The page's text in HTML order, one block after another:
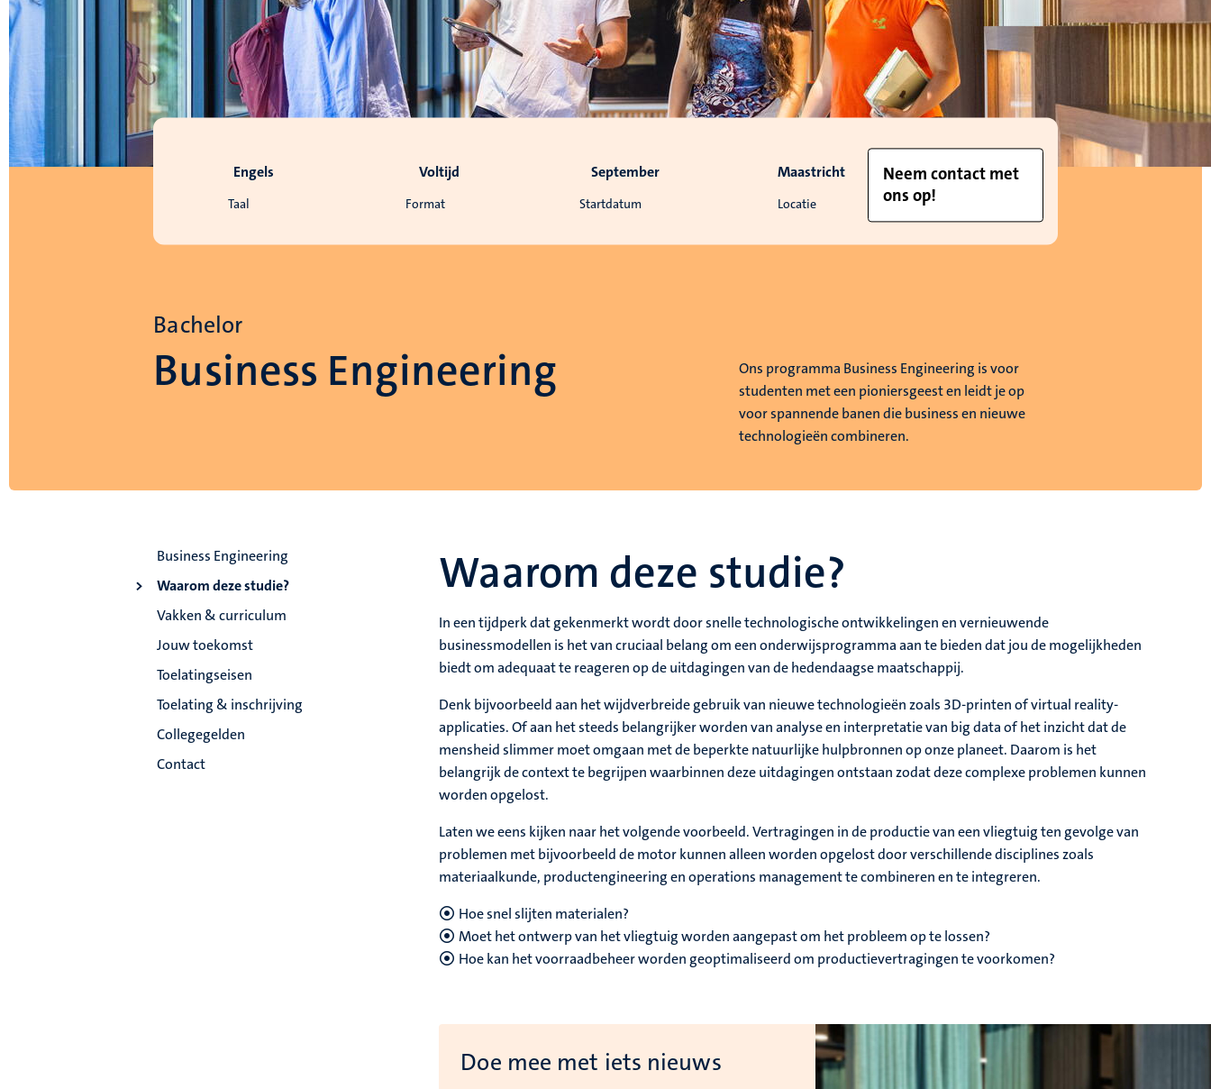
Taal
Engels
Format
Voltijd
Startdatum
September
Locatie
Maastricht
Neem contact met
ons op!
Bachelor
Business Engineering
Ons programma Business Engineering is voor
studenten met een pioniersgeest en leidt je op
voor spannende banen die business en nieuwe
technologieën combineren.
Business Engineering
Waarom deze studie?
Vakken & curriculum
Jouw toekomst
Toelatingseisen
Toelating & inschrijving
Collegegelden
Contact
Waarom deze studie?
In een tijdperk dat gekenmerkt wordt door snelle technologische ontwikkelingen en vernieuwende
businessmodellen is het van cruciaal belang om een onderwijsprogramma aan te bieden dat jou de mogelijkheden
biedt om adequaat te reageren op de uitdagingen van de hedendaagse maatschappij.
Denk bijvoorbeeld aan het wijdverbreide gebruik van nieuwe technologieën zoals 3D-printen of virtual reality-
applicaties. Of aan het steeds belangrijker worden van analyse en interpretatie van big data of het inzicht dat de
mensheid slimmer moet omgaan met de beperkte natuurlijke hulpbronnen op onze planeet. Daarom is het
belangrijk de context te begrijpen waarbinnen deze uitdagingen ontstaan zodat deze complexe problemen kunnen
worden opgelost.
Laten we eens kijken naar het volgende voorbeeld. Vertragingen in de productie van een vliegtuig ten gevolge van
problemen met bijvoorbeeld de motor kunnen alleen worden opgelost door verschillende disciplines zoals
materiaalkunde, productengineering en operations management te combineren en te integreren.
Hoe snel slijten materialen?
Moet het ontwerp van het vliegtuig worden aangepast om het probleem op te lossen?
Hoe kan het voorraadbeheer worden geoptimaliseerd om productievertragingen te voorkomen?
Doe mee met iets nieuws